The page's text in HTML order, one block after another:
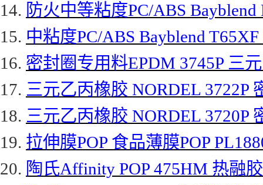
14. 防火中等粘度PC/ABS
15. 中粘度PC/ABS Bayblend
16. 密封圈专用料EPDM 3745P 三
17. 三元乙丙橡胶 NORDEL 3722P
18. 三元乙丙橡胶 NORDEL 3720P
19. 拉伸膜POP 食品薄膜POP
20. 陶氏Affinity POP 475HM 热融